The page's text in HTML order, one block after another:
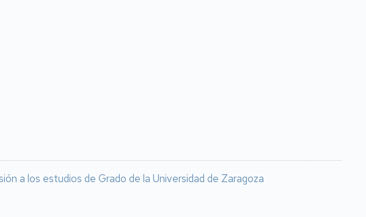
a los estudios de Grado de la Universidad de Zaragoza